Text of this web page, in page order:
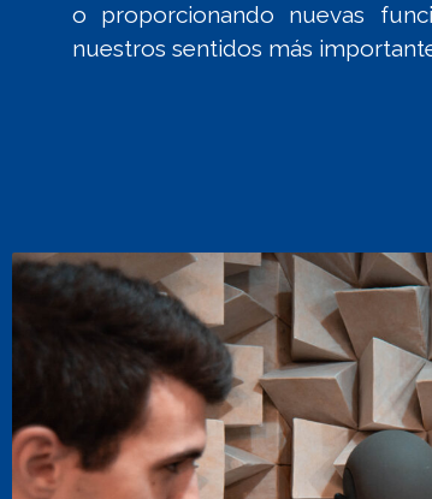
o proporcionando nuevas
nuestros sentidos más